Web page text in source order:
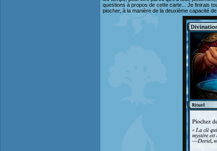
questions à propos de cette carte... Je finirais
piocher, à la manière de la deuxième capacité